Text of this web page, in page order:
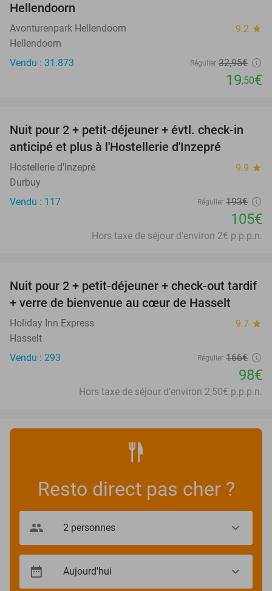
Hellendoorn
Avonturenpark Hellendoorn 9.2 star
Hellendoorn
Vendu : 31.873
Régulier 32,95€
19,50€
46%
Nuit pour 2 + petit-déjeuner + évtl. check-in
anticipé et plus à l'Hostellerie d'Inzepré
Hostellerie d'Inzepré 9.9 star
Durbuy
Vendu : 117
Régulier 193€
105€
Hors taxe de séjour d'environ 2€ p.p.p.n.
41%
Nuit pour 2 + petit-déjeuner + check-out tardif
+ verre de bienvenue au cœur de Hasselt
Holiday Inn Express 9.7 star
Hasselt
Vendu : 293
Régulier 166€
98€
Hors taxe de séjour d'environ 2,50€ p.p.p.n.
Resto direct pas cher ?